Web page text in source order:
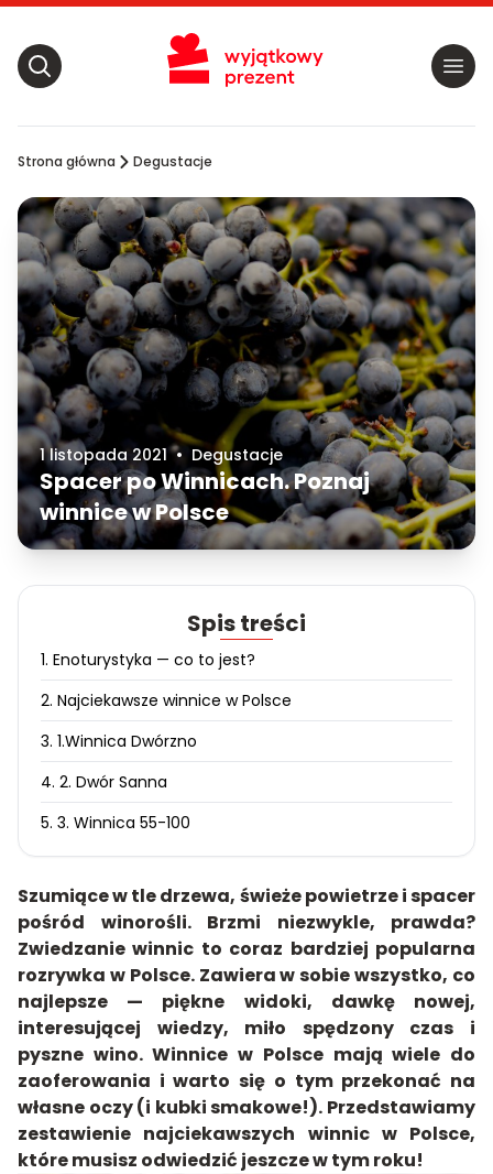
Strona główna Degustacje
1 listopada 2021 • Degustacje
Spacer po Winnicach. Poznaj
winnice w Polsce
Spis treści
1. Enoturystyka — co to jest?
2. Najciekawsze winnice w Polsce
3. 1.Winnica Dwórzno
4. 2. Dwór Sanna
5. 3. Winnica 55-100
Szumiące w tle drzewa, świeże powietrze i spacer
pośród winorośli. Brzmi niezwykle, prawda?
Zwiedzanie winnic to coraz bardziej popularna
rozrywka w Polsce. Zawiera w sobie wszystko, co
najlepsze — piękne widoki, dawkę nowej,
interesującej wiedzy, miło spędzony czas i
pyszne wino. Winnice w Polsce mają wiele do
zaoferowania i warto się o tym przekonać na
własne oczy (i kubki smakowe!). Przedstawiamy
zestawienie najciekawszych winnic w Polsce,
które musisz odwiedzić jeszcze w tym roku!